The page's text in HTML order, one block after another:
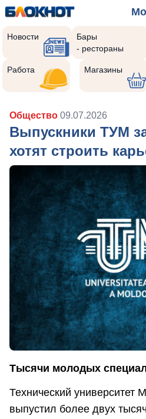
Новости
Бары
- рестораны
Работа Магазины
Общество 09.07.2026
Выпускники ТУМ
хотят строить
Тысячи молодых
Технический
выпустил более двух